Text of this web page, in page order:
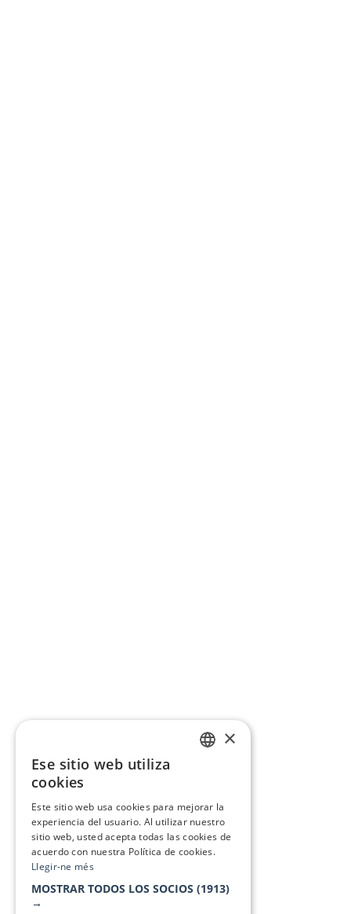
×
Ese sitio web utiliza
cookies
Este sitio web usa cookies para mejorar la
experiencia del usuario. Al utilizar nuestro
sitio web, usted acepta todas las cookies de
acuerdo con nuestra Política de cookies.
Llegir-ne més
MOSTRAR TODOS LOS SOCIOS (1913)
→